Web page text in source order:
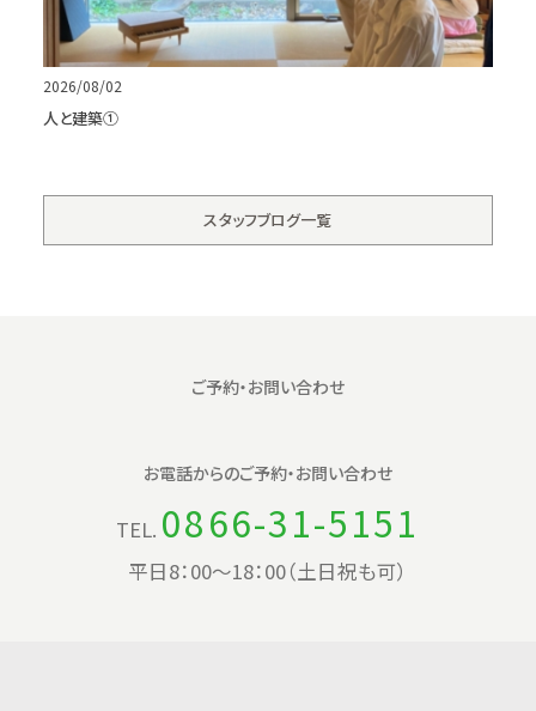
2026/08/02
人と建築①
スタッフブログ一覧
ご予約・お問い合わせ
お電話からのご予約・お問い合わせ
TEL. 0866-31-5151
平日8：00〜18：00（土日祝も可）